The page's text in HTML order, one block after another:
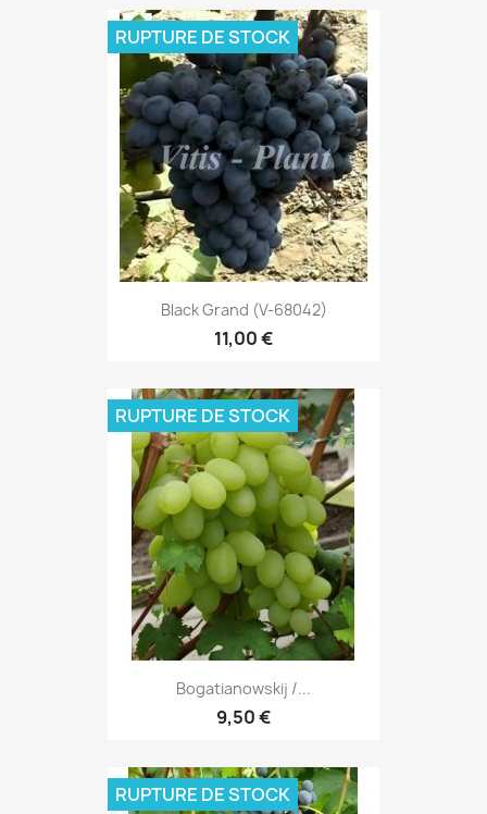
Black Grand (V-68042)
11,00 €
RUPTURE DE STOCK
Bogatianowskij /...
9,50 €
RUPTURE DE STOCK
RUPTURE DE STOCK